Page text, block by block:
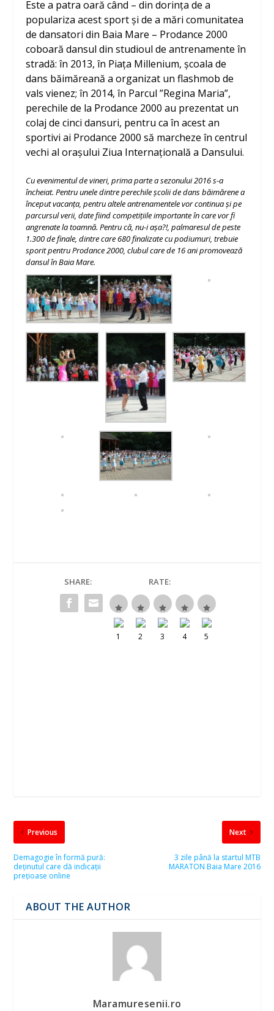
Este a patra oară când – din dorința de a
populariza acest sport și de a mări comunitatea
de dansatori din Baia Mare – Prodance 2000
coboară dansul din studioul de antrenamente în
stradă: în 2013, în Piața Millenium, școala de
dans băimăreană a organizat un flashmob de
vals vienez; în 2014, în Parcul ”Regina Maria”,
perechile de la Prodance 2000 au prezentat un
colaj de cinci dansuri, pentru ca în acest an
sportivi ai Prodance 2000 să marcheze în centrul
vechi al orașului Ziua Internațională a Dansului.
Cu evenimentul de vineri, prima parte a sezonului 2016 s-a
încheiat. Pentru unele dintre perechile școlii de dans băimărene a
început vacanța, pentru altele antrenamentele vor continua și pe
parcursul verii, date fiind competițiile importante în care vor fi
angrenate la toamnă. Pentru că, nu-i așa?!, palmaresul de peste
1.300 de finale, dintre care 680 finalizate cu podiumuri, trebuie
sporit pentru Prodance 2000, clubul care de 16 ani promovează
dansul în Baia Mare.
SHARE: RATE:
Previous
Demagogie în formă pură:
deținutul care dă indicații
prețioase online
Next
3 zile până la startul MTB
MARATON Baia Mare 2016
ABOUT THE AUTHOR
Maramuresenii.ro